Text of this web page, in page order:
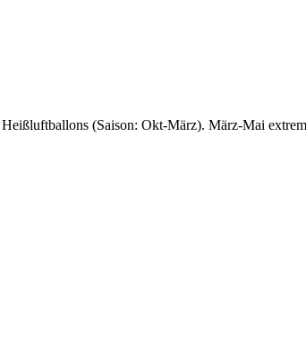
(Saison: Okt-März). März-Mai